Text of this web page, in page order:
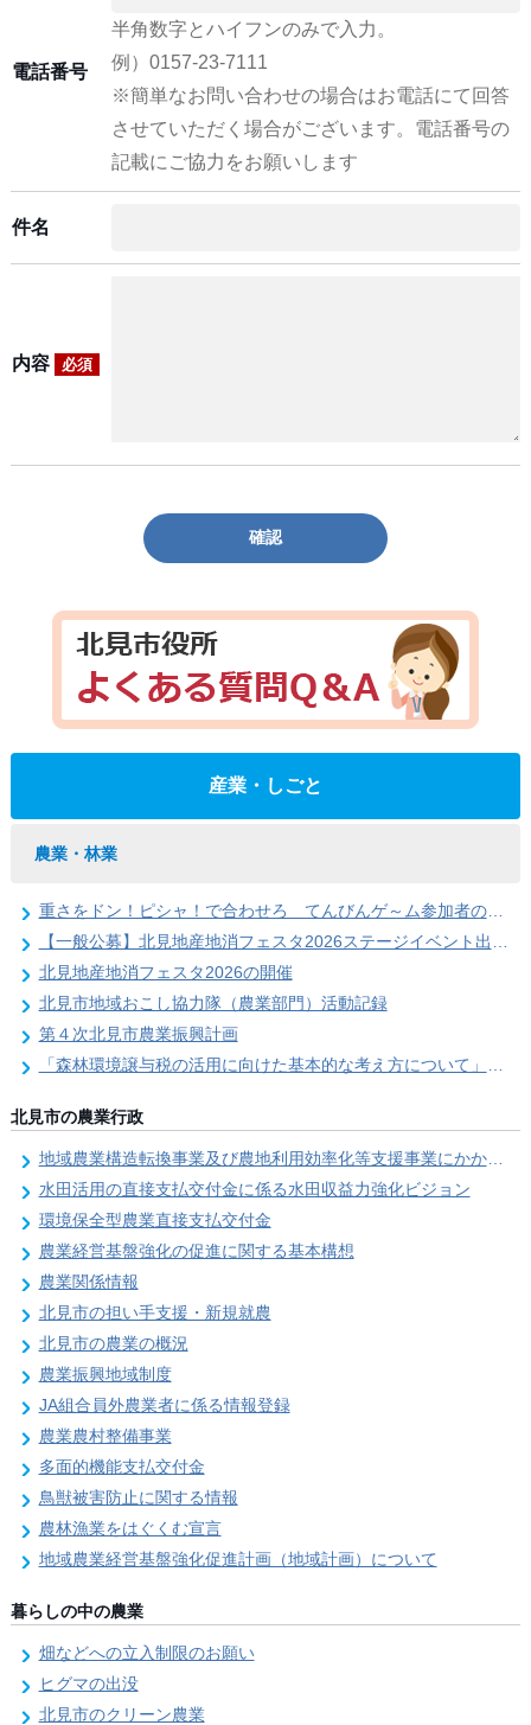
電話番号
半角数字とハイフンのみで入力。
例）0157-23-7111
※簡単なお問い合わせの場合はお電話にて回答
させていただく場合がございます。電話番号の
記載にご協力をお願いします
件名
内容 必須
確認
産業・しごと
農業・林業
重さをドン！ピシャ！で合わせろ てんびんゲ～ム参加者の募集（北見地産地消フェスタ2026）
【一般公募】北見地産地消フェスタ2026ステージイベント出演者の募集
北見地産地消フェスタ2026の開催
北見市地域おこし協力隊（農業部門）活動記録
第４次北見市農業振興計画
「森林環境譲与税の活用に向けた基本的な考え方について」を策定しました
北見市の農業行政
地域農業構造転換事業及び農地利用効率化等支援事業にかかる要望調査
水田活用の直接支払交付金に係る水田収益力強化ビジョン
環境保全型農業直接支払交付金
農業経営基盤強化の促進に関する基本構想
農業関係情報
北見市の担い手支援・新規就農
北見市の農業の概況
農業振興地域制度
JA組合員外農業者に係る情報登録
農業農村整備事業
多面的機能支払交付金
鳥獣被害防止に関する情報
農林漁業をはぐくむ宣言
地域農業経営基盤強化促進計画（地域計画）について
暮らしの中の農業
畑などへの立入制限のお願い
ヒグマの出没
北見市のクリーン農業